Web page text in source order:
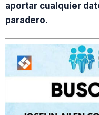
aportar cualquier
paradero.